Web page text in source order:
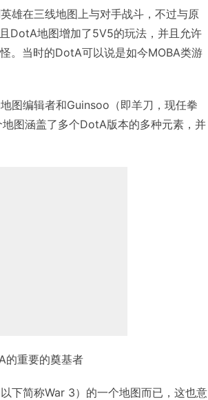
雄在三线地图上与对手战斗，不过与原
DotA地图增加了5V5的玩法，并且允许
。当时的DotA可以说是如今MOBA类游
图编辑者和Guinsoo（即羊刀，现任拳
图涵盖了多个DotA版本的多种元素，并
的重要的奠基者
下简称War 3）的一个地图而已，这也意